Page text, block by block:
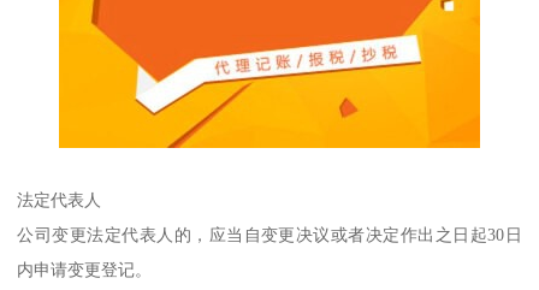
法定代表人
公司变更法定代表人的，应当自变更决议或者决定作出之日起30日
内申请变更登记。